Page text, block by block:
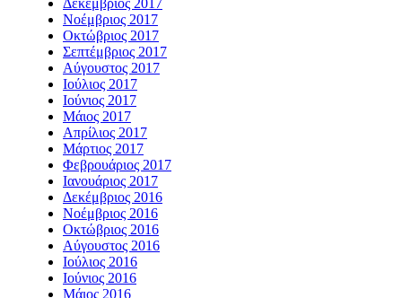
Δεκέμβριος 2017
Νοέμβριος 2017
Οκτώβριος 2017
Σεπτέμβριος 2017
Αύγουστος 2017
Ιούλιος 2017
Ιούνιος 2017
Μάιος 2017
Απρίλιος 2017
Μάρτιος 2017
Φεβρουάριος 2017
Ιανουάριος 2017
Δεκέμβριος 2016
Νοέμβριος 2016
Οκτώβριος 2016
Αύγουστος 2016
Ιούλιος 2016
Ιούνιος 2016
Μάιος 2016